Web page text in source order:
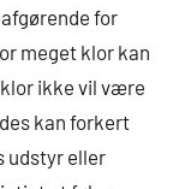
for
meget klor kan
ikke vil være
kan forkert
udstyr eller